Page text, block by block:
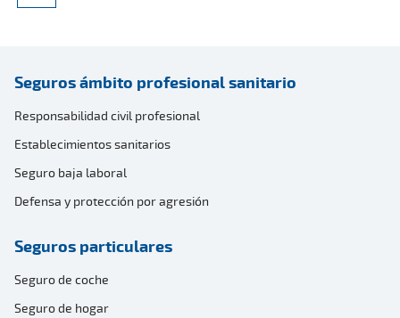
Seguros ámbito profesional sanitario
Responsabilidad civil profesional
Establecimientos sanitarios
Seguro baja laboral
Defensa y protección por agresión
Seguros particulares
Seguro de coche
Seguro de hogar